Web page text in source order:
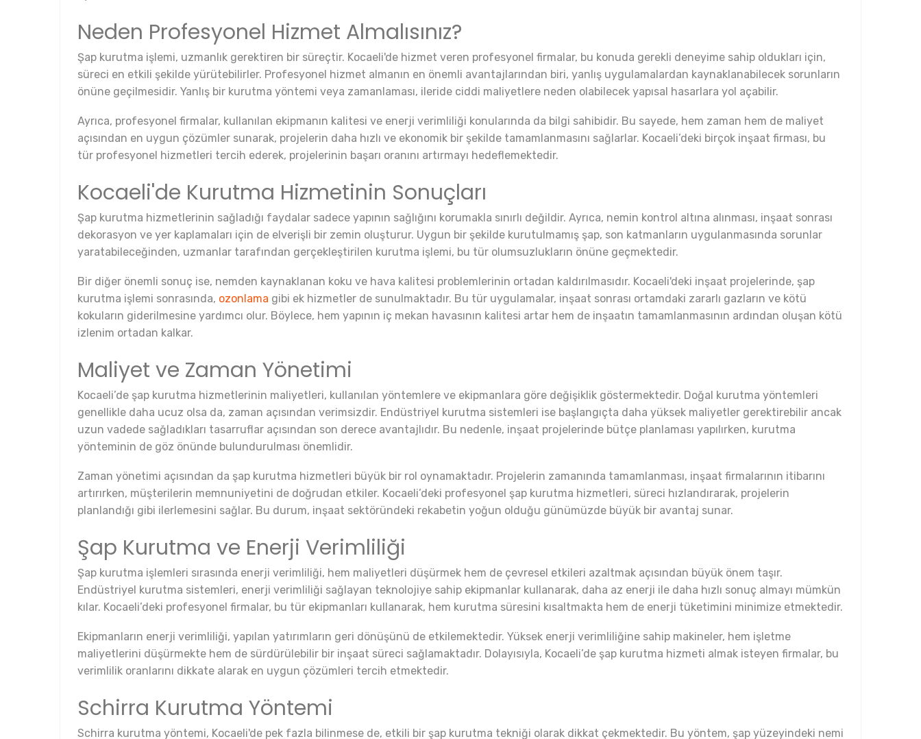
Neden Profesyonel Hizmet Almalısınız?
Şap kurutma işlemi, uzmanlık gerektiren bir süreçtir. Kocaeli'de hizmet veren profesyonel firmalar, bu konuda gerekli deneyime sahip oldukları için,
süreci en etkili şekilde yürütebilirler. Profesyonel hizmet almanın en önemli avantajlarından biri, yanlış uygulamalardan kaynaklanabilecek sorunların
önüne geçilmesidir. Yanlış bir kurutma yöntemi veya zamanlaması, ileride ciddi maliyetlere neden olabilecek yapısal hasarlara yol açabilir.
Ayrıca, profesyonel firmalar, kullanılan ekipmanın kalitesi ve enerji verimliliği konularında da bilgi sahibidir. Bu sayede, hem zaman hem de maliyet
açısından en uygun çözümler sunarak, projelerin daha hızlı ve ekonomik bir şekilde tamamlanmasını sağlarlar. Kocaeli’deki birçok inşaat firması, bu
tür profesyonel hizmetleri tercih ederek, projelerinin başarı oranını artırmayı hedeflemektedir.
Kocaeli'de Kurutma Hizmetinin Sonuçları
Şap kurutma hizmetlerinin sağladığı faydalar sadece yapının sağlığını korumakla sınırlı değildir. Ayrıca, nemin kontrol altına alınması, inşaat sonrası
dekorasyon ve yer kaplamaları için de elverişli bir zemin oluşturur. Uygun bir şekilde kurutulmamış şap, son katmanların uygulanmasında sorunlar
yaratabileceğinden, uzmanlar tarafından gerçekleştirilen kurutma işlemi, bu tür olumsuzlukların önüne geçmektedir.
Bir diğer önemli sonuç ise, nemden kaynaklanan koku ve hava kalitesi problemlerinin ortadan kaldırılmasıdır. Kocaeli'deki inşaat projelerinde, şap
kurutma işlemi sonrasında, ozonlama gibi ek hizmetler de sunulmaktadır. Bu tür uygulamalar, inşaat sonrası ortamdaki zararlı gazların ve kötü
kokuların giderilmesine yardımcı olur. Böylece, hem yapının iç mekan havasının kalitesi artar hem de inşaatın tamamlanmasının ardından oluşan kötü
izlenim ortadan kalkar.
Maliyet ve Zaman Yönetimi
Kocaeli’de şap kurutma hizmetlerinin maliyetleri, kullanılan yöntemlere ve ekipmanlara göre değişiklik göstermektedir. Doğal kurutma yöntemleri
genellikle daha ucuz olsa da, zaman açısından verimsizdir. Endüstriyel kurutma sistemleri ise başlangıçta daha yüksek maliyetler gerektirebilir ancak
uzun vadede sağladıkları tasarruflar açısından son derece avantajlıdır. Bu nedenle, inşaat projelerinde bütçe planlaması yapılırken, kurutma
yönteminin de göz önünde bulundurulması önemlidir.
Zaman yönetimi açısından da şap kurutma hizmetleri büyük bir rol oynamaktadır. Projelerin zamanında tamamlanması, inşaat firmalarının itibarını
artırırken, müşterilerin memnuniyetini de doğrudan etkiler. Kocaeli’deki profesyonel şap kurutma hizmetleri, süreci hızlandırarak, projelerin
planlandığı gibi ilerlemesini sağlar. Bu durum, inşaat sektöründeki rekabetin yoğun olduğu günümüzde büyük bir avantaj sunar.
Şap Kurutma ve Enerji Verimliliği
Şap kurutma işlemleri sırasında enerji verimliliği, hem maliyetleri düşürmek hem de çevresel etkileri azaltmak açısından büyük önem taşır.
Endüstriyel kurutma sistemleri, enerji verimliliği sağlayan teknolojiye sahip ekipmanlar kullanarak, daha az enerji ile daha hızlı sonuç almayı mümkün
kılar. Kocaeli’deki profesyonel firmalar, bu tür ekipmanları kullanarak, hem kurutma süresini kısaltmakta hem de enerji tüketimini minimize etmektedir.
Ekipmanların enerji verimliliği, yapılan yatırımların geri dönüşünü de etkilemektedir. Yüksek enerji verimliliğine sahip makineler, hem işletme
maliyetlerini düşürmekte hem de sürdürülebilir bir inşaat süreci sağlamaktadır. Dolayısıyla, Kocaeli’de şap kurutma hizmeti almak isteyen firmalar, bu
verimlilik oranlarını dikkate alarak en uygun çözümleri tercih etmektedir.
Schirra Kurutma Yöntemi
Schirra kurutma yöntemi, Kocaeli'de pek fazla bilinmese de, etkili bir şap kurutma tekniği olarak dikkat çekmektedir. Bu yöntem, şap yüzeyindeki nemi